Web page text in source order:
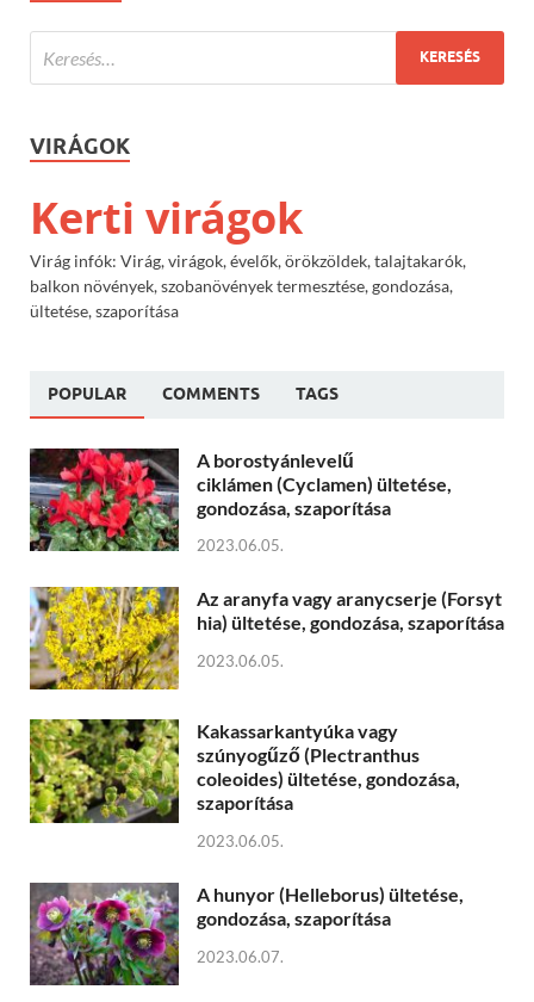
VIRÁGOK
Kerti virágok
Virág infók: Virág, virágok, évelők, örökzöldek, talajtakarók,
balkon növények, szobanövények termesztése, gondozása,
ültetése, szaporítása
POPULAR COMMENTS TAGS
A borostyánlevelű
ciklámen (Cyclamen) ültetése,
gondozása, szaporítása
2023.06.05.
Az aranyfa vagy aranycserje (Forsyt
hia) ültetése, gondozása, szaporítása
2023.06.05.
Kakassarkantyúka vagy
szúnyogűző (Plectranthus
coleoides) ültetése, gondozása,
szaporítása
2023.06.05.
A hunyor (Helleborus) ültetése,
gondozása, szaporítása
2023.06.07.